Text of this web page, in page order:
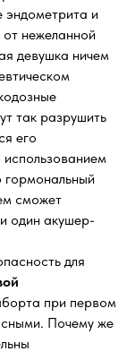
эндометрита и
нежеланной
девушка ничем
так разрушить
его
использованием
гормональный
сможет
один акушер-
для
при первом
Почему же